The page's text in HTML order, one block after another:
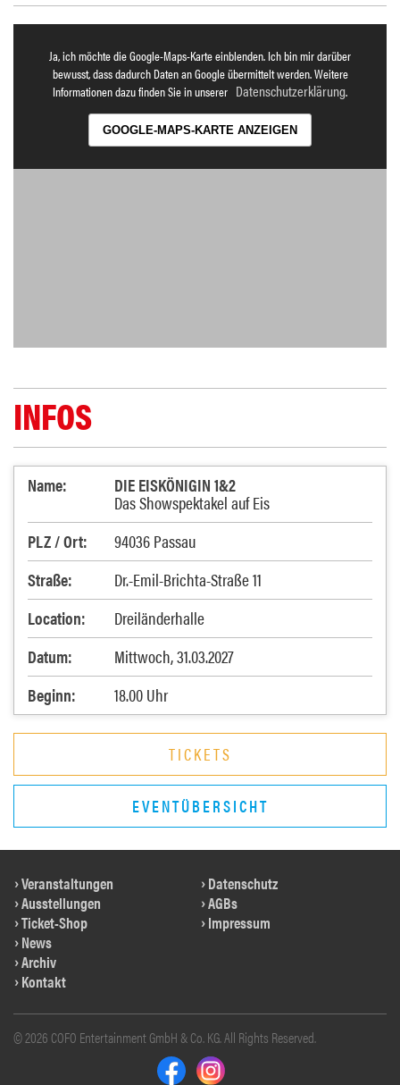
Ja, ich möchte die Google-Maps-Karte einblenden. Ich bin mir darüber
bewusst, dass dadurch Daten an Google übermittelt werden. Weitere
Informationen dazu finden Sie in unserer Datenschutzerklärung.
GOOGLE-MAPS-KARTE ANZEIGEN
INFOS
Name: DIE EISKÖNIGIN 1&2
Das Showspektakel auf Eis
PLZ / Ort:
94036 Passau
Straße:
Dr.-Emil-Brichta-Straße 11
Location:
Dreiländerhalle
Datum:
Mittwoch, 31.03.2027
Beginn:
18.00 Uhr
TICKETS
EVENTÜBERSICHT
Veranstaltungen
Ausstellungen
Ticket-Shop
News
Archiv
Kontakt
Datenschutz
AGBs
Impressum
© 2026 COFO Entertainment GmbH & Co. KG. All Rights Reserved.